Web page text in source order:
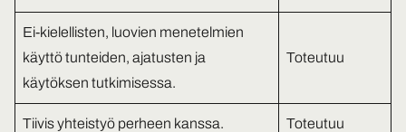
Ei-kielellisten, luovien menetelmien
käyttö tunteiden, ajatusten ja
käytöksen tutkimisessa.
Toteutuu
Tiivis yhteistyö perheen kanssa. Toteutuu